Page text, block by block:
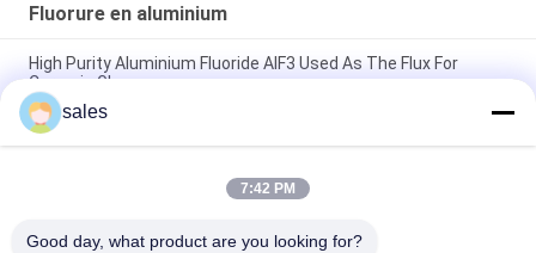
Fluorure en aluminium
High Purity Aluminium Fluoride AlF3 Used As The Flux For
Ceramic Glaze
Matériau de base chimique Fluorure d'aluminium 7784-18-1
pour les fluides de soudage dans la soudure des métaux
Produit chimique blanc sableux CAS7784-18-1 AlF3 Fluorure
sales
7:42 PM
Good day, what product are you looking for?